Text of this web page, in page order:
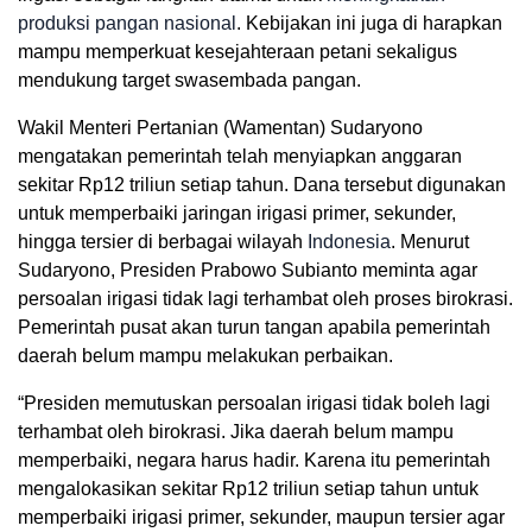
produksi pangan nasional . Kebijakan ini juga di harapkan
mampu memperkuat kesejahteraan petani sekaligus
mendukung target swasembada pangan.
Wakil Menteri Pertanian (Wamentan) Sudaryono
mengatakan pemerintah telah menyiapkan anggaran
sekitar Rp12 triliun setiap tahun. Dana tersebut digunakan
untuk memperbaiki jaringan irigasi primer, sekunder,
hingga tersier di berbagai wilayah Indonesia. Menurut
Sudaryono, Presiden Prabowo Subianto meminta agar
persoalan irigasi tidak lagi terhambat oleh proses birokrasi.
Pemerintah pusat akan turun tangan apabila pemerintah
daerah belum mampu melakukan perbaikan.
“Presiden memutuskan persoalan irigasi tidak boleh lagi
terhambat oleh birokrasi. Jika daerah belum mampu
memperbaiki, negara harus hadir. Karena itu pemerintah
mengalokasikan sekitar Rp12 triliun setiap tahun untuk
memperbaiki irigasi primer, sekunder, maupun tersier agar